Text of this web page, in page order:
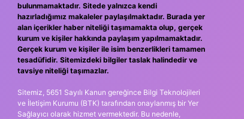
bulunmamaktadır. Sitede yalnızca kendi
hazırladığımız makaleler paylaşılmaktadır. Burada yer
alan içerikler haber niteliği taşımamakta olup, gerçek
kurum ve kişiler hakkında paylaşım yapılmamaktadır.
Gerçek kurum ve kişiler ile isim benzerlikleri tamamen
tesadüfidir. Sitemizdeki bilgiler taslak halindedir ve
tavsiye niteliği taşımazlar.
Sitemiz, 5651 Sayılı Kanun gereğince Bilgi Teknolojileri
ve İletişim Kurumu (BTK) tarafından onaylanmış bir Yer
Sağlayıcı olarak hizmet vermektedir. Bu nedenle,